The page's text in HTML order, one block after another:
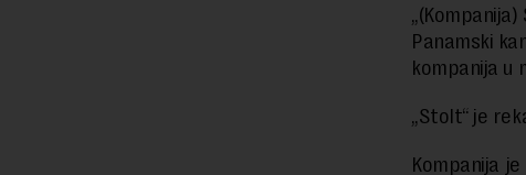
Panamski
kompanija u
„Stolt“ je
Kompanija